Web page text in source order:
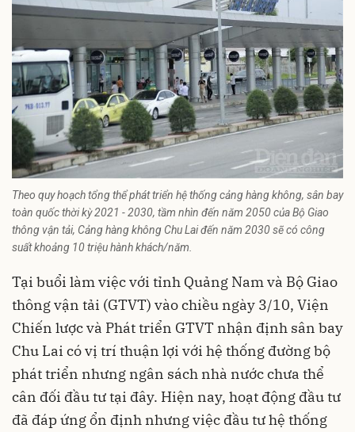
Theo quy hoạch tổng thể phát triển hệ thống cảng hàng không, sân bay
toàn quốc thời kỳ 2021 - 2030, tầm nhìn đến năm 2050 của Bộ Giao
thông vận tải, Cảng hàng không Chu Lai đến năm 2030 sẽ có công
suất khoảng 10 triệu hành khách/năm.
Tại buổi làm việc với tỉnh Quảng Nam và Bộ Giao
thông vận tải (GTVT) vào chiều ngày 3/10, Viện
Chiến lược và Phát triển GTVT nhận định sân bay
Chu Lai có vị trí thuận lợi với hệ thống đường bộ
phát triển nhưng ngân sách nhà nước chưa thể
cân đối đầu tư tại đây. Hiện nay, hoạt động đầu tư
đã đáp ứng ổn định nhưng việc đầu tư hệ thống